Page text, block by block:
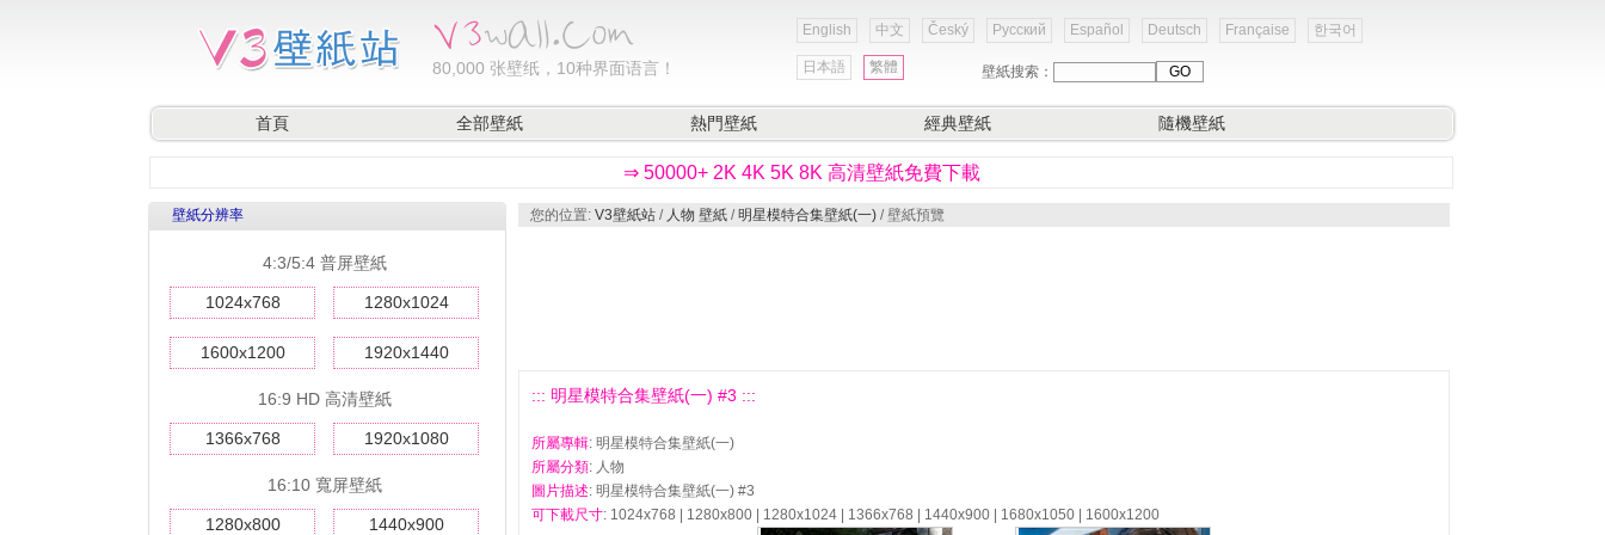
80,000 张壁纸，10种界面语言！
English 中文 Český Русский Español Deutsch Française 한국어
日本語 繁體 壁紙搜索：
首頁 全部壁紙 熱門壁紙 經典壁紙 隨機壁紙
⇒ 50000+ 2K 4K 5K 8K 高清壁紙免費下載
壁紙分辨率
4:3/5:4 普屏壁紙
1024x768 1280x1024
1600x1200 1920x1440
16:9 HD 高清壁紙
1366x768 1920x1080
16:10 寬屏壁紙
1280x800 1440x900
您的位置: V3壁紙站 / 人物 壁紙 /明星模特合集壁紙(一) / 壁紙預覽
::: 明星模特合集壁紙(一) #3 :::
所屬專輯: 明星模特合集壁紙(一)
所屬分類: 人物
圖片描述: 明星模特合集壁紙(一) #3
可下載尺寸: 1024x768 | 1280x800 | 1280x1024 | 1366x768 | 1440x900 | 1680x1050 | 1600x1200